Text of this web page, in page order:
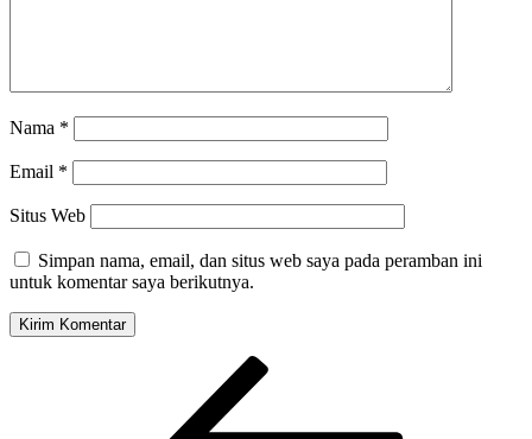
Nama *
Email *
Situs Web
Simpan nama, email, dan situs web saya pada peramban ini
untuk komentar saya berikutnya.